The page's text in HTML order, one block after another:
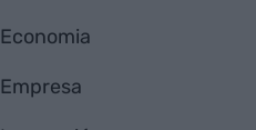
Economia
Empresa